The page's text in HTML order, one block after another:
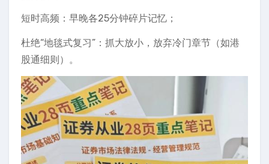
短时高频：早晚各25分钟碎片记忆；
杜绝“地毯式复习”：抓大放小，放弃冷门章节（如港
股通细则）。